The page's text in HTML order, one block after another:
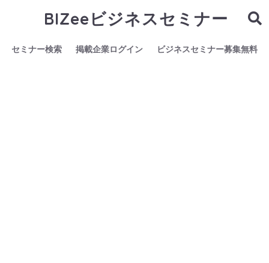
BIZeeビジネスセミナー
セミナー検索 掲載企業ログイン ビジネスセミナー募集無料